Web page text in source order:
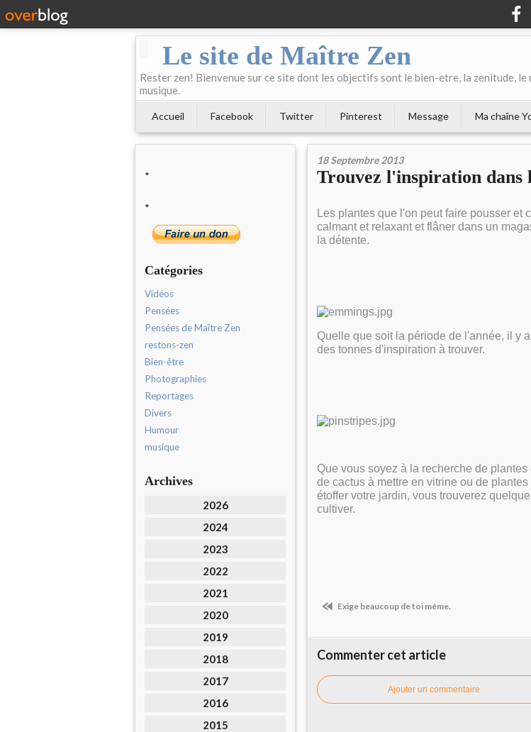
Le site de Maître Zen
Rester zen! Bienvenue sur ce site dont les objectifs sont le bien-etre, la zenitude,
musique.
Accueil Facebook Twitter Pinterest Message Ma chaîne
*
*
Catégories
Vidéos
Pensées
Pensées de Maître Zen
restons-zen
Bien-être
Photographies
Reportages
Divers
Humour
musique
Archives
2026
2024
2023
2022
2021
2020
2019
2018
2017
2016
2015
18 Septembre 2013
Trouvez l'inspiration dans
Les plantes que l'on peut faire pousser et
calmant et relaxant et flâner dans un
la détente.
Quelle que soit la période de l'année, il y
des tonnes d'inspiration à trouver.
Que vous soyez à la recherche de
de cactus à mettre en vitrine ou de
étoffer votre jardin, vous trouverez
cultiver.
Exige beaucoup de toi même.
Commenter cet article
Ajouter un commentaire